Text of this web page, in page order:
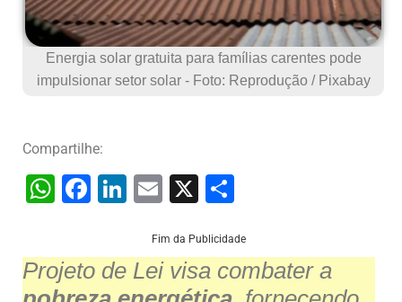
Energia solar gratuita para famílias carentes pode
impulsionar setor solar - Foto: Reprodução / Pixabay
Compartilhe:
W
s
F
e
Li
e
E
ai
l
X
ar
e
Fim da Publicidade
Projeto de Lei visa combater a